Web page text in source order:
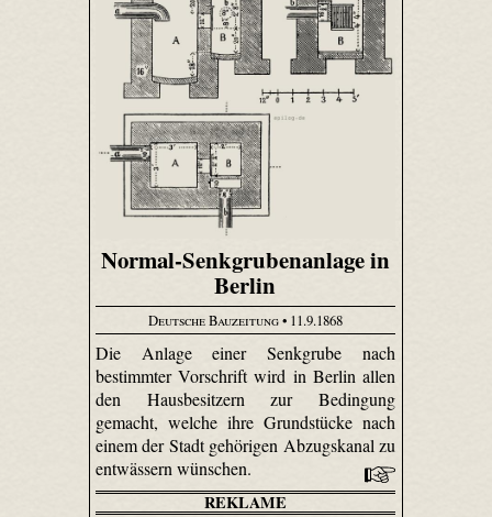
Normal-Senkgrubenanlage in
Berlin
Deutsche Bauzeitung• 11.9.1868
Die Anlage einer Senkgrube nach
bestimmter Vorschrift wird in Berlin allen
den Hausbesitzern zur Bedingung
gemacht, welche ihre Grundstücke nach
einem der Stadt gehörigen Abzugskanal zu
entwässern wünschen.
REKLAME